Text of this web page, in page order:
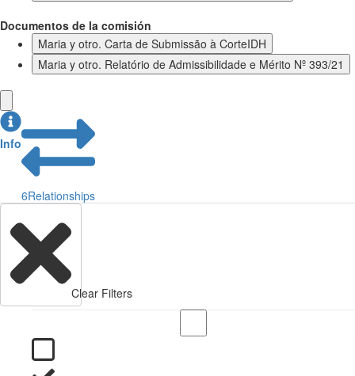
Documentos de la comisión
Maria y otro. Carta de Submissão à CorteIDH
Maria y otro. Relatório de Admissibilidade e Mérito Nº 393/21
Info
6Relationships
Clear Filters